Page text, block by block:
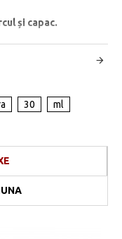
și capac.
30 ml